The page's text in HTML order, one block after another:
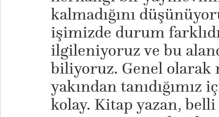
kalmadığını
işimizde durum
ilgileniyoruz ve bu
biliyoruz. Genel olarak
yakından
kolay. Kitap yazan,